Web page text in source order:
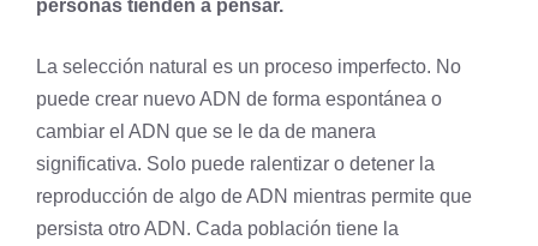
personas tienden a pensar.
La selección natural es un proceso imperfecto. No
puede crear nuevo ADN de forma espontánea o
cambiar el ADN que se le da de manera
significativa. Solo puede ralentizar o detener la
reproducción de algo de ADN mientras permite que
persista otro ADN. Cada población tiene la